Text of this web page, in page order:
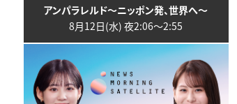
アンパラレルド～ニッポン発、世界へ～
8月12日(水) 夜2:06〜2:55